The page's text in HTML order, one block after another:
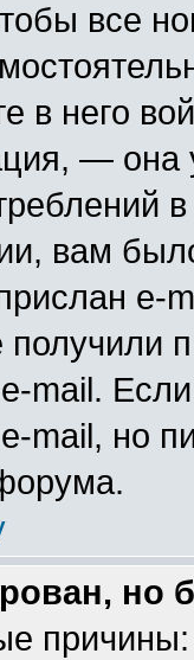
все
в него
—
вам
e-
mail.
mail, но
но